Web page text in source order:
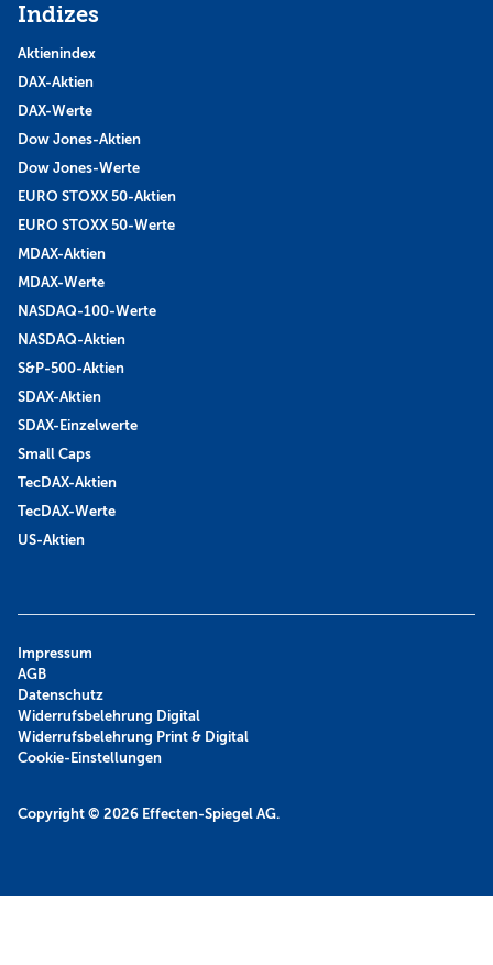
Indizes
Aktienindex
DAX-Aktien
DAX-Werte
Dow Jones-Aktien
Dow Jones-Werte
EURO STOXX 50-Aktien
EURO STOXX 50-Werte
MDAX-Aktien
MDAX-Werte
NASDAQ-100-Werte
NASDAQ-Aktien
S&P-500-Aktien
SDAX-Aktien
SDAX-Einzelwerte
Small Caps
TecDAX-Aktien
TecDAX-Werte
US-Aktien
Copyright © 2026 Effecten-Spiegel AG.
Impressum
AGB
Datenschutz
Widerrufsbelehrung Digital
Widerrufsbelehrung Print & Digital
Cookie-Einstellungen